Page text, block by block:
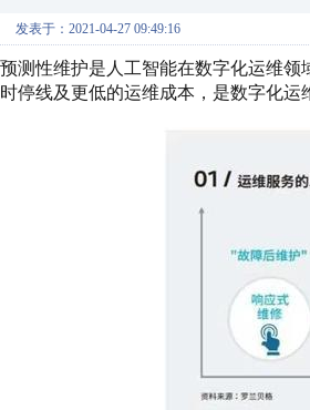
发表于：2021-04-27 09:49:16
预测性维护是人工智能在数字化运维
时停线及更低的运维成本，是数字化